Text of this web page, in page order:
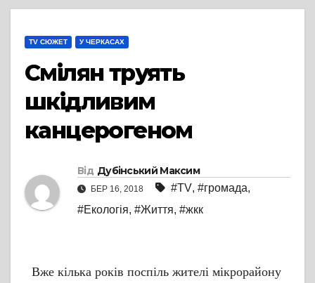
TV СЮЖЕТ У ЧЕРКАСАХ
Смілян труять
шкідливим
канцерогеном
Від Дубінський Максим
БЕР 16, 2018 #TV, #громада,
#Екологія, #Життя, #жкк
Вже кілька років поспіль жителі мікрорайону